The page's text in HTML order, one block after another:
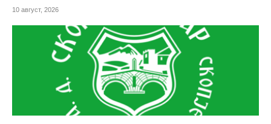
10 август, 2026